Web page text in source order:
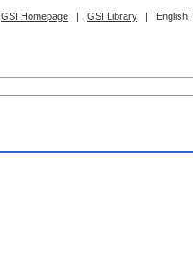
GSI Homepage | GSI Library | English